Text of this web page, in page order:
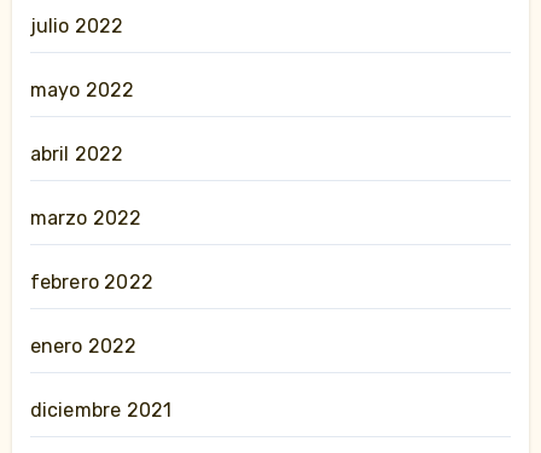
julio 2022
mayo 2022
abril 2022
marzo 2022
febrero 2022
enero 2022
diciembre 2021